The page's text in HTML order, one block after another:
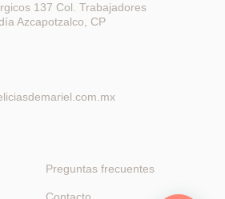
137 Col. Trabajadores
Azcapotzalco, CP
Preguntas frecuentes